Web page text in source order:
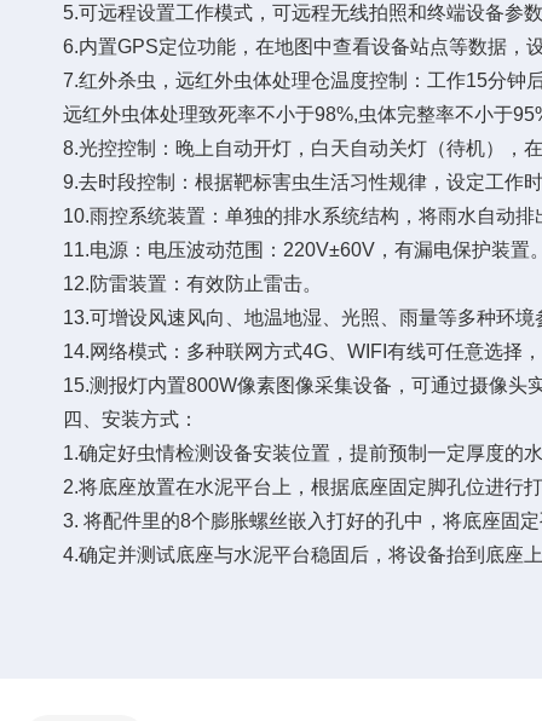
5.可远程设置工作模式，可远程无线拍照和终端设备参
6.内置GPS定位功能，在地图中查看设备站点等数据，
7.红外杀虫，远红外虫体处理仓温度控制：工作15分钟
远红外虫体处理致死率不小于98%,虫体完整率不小于
8.光控控制：晚上自动开灯，白天自动关灯（待机），
9.去时段控制：根据靶标害虫生活习性规律，设定工作
10.雨控系统装置：单独的排水系统结构，将雨水自动排
11.电源：电压波动范围：220V±60V，有漏电保护装置
12.防雷装置：有效防止雷击。
13.可增设风速风向、地温地湿、光照、雨量等多种环境
14.网络模式：多种联网方式4G、WIFI有线可任意选择
15.测报灯内置800W像素图像采集设备，可通过摄像头
四、安装方式：
1.确定好虫情检测设备安装位置，提前预制一定厚度的
2.将底座放置在水泥平台上，根据底座固定脚孔位进行
3. 将配件里的8个膨胀螺丝嵌入打好的孔中，将底座固定
4.确定并测试底座与水泥平台稳固后，将设备抬到底座